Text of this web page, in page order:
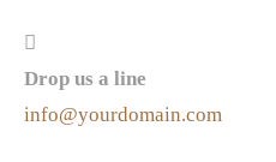
Drop us a line
info@yourdomain.com